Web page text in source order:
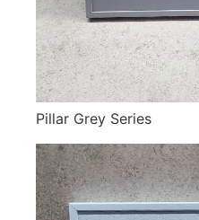
Pillar Grey Series